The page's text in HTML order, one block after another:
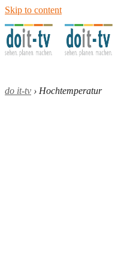
Skip to content
do it-tv › Hochtemperatur